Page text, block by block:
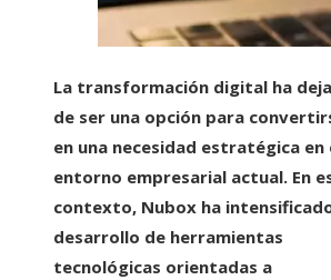
La transformación digital ha
de ser una opción para
en una necesidad estratégica en
entorno empresarial actual. En
contexto, Nubox ha
desarrollo de herramientas
tecnológicas orientadas a